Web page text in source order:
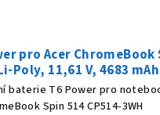
pro Acer ChromeBook
Poly, 11,61 V, 4683
Wh), černá
baterie T6 Power pro
Spin 514 CP514-3WH